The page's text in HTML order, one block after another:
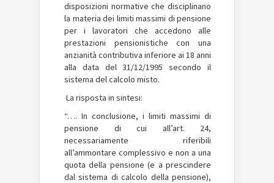
disposizioni normative che disciplinano
la materia dei limiti massimi di pensione
per i lavoratori che accedono alle
prestazioni pensionistiche con una
anzianità contributiva inferiore ai 18 anni
alla data del 31/12/1995 secondo il
sistema del calcolo misto.
La risposta in sintesi:
“…. In conclusione, i limiti massimi di
pensione di cui all’art. 24,
necessariamente riferibili
all’ammontare complessivo e non a una
quota della pensione (e a prescindere
dal sistema di calcolo della pensione),